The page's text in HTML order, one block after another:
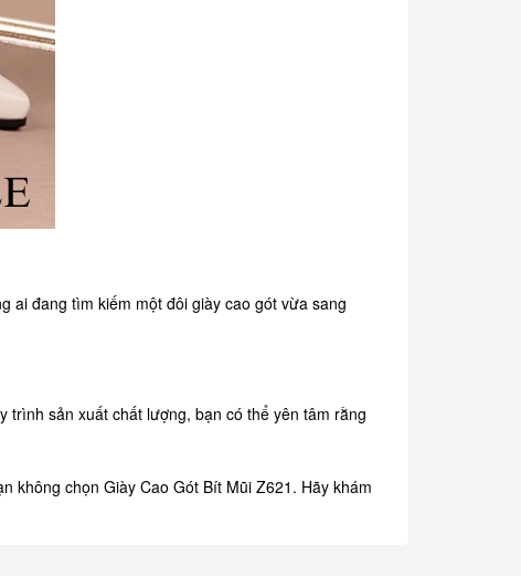
ai đang tìm kiếm một đôi giày cao gót vừa sang
trình sản xuất chất lượng, bạn có thể yên tâm rằng
không chọn Giày Cao Gót Bít Mũi Z621. Hãy khám